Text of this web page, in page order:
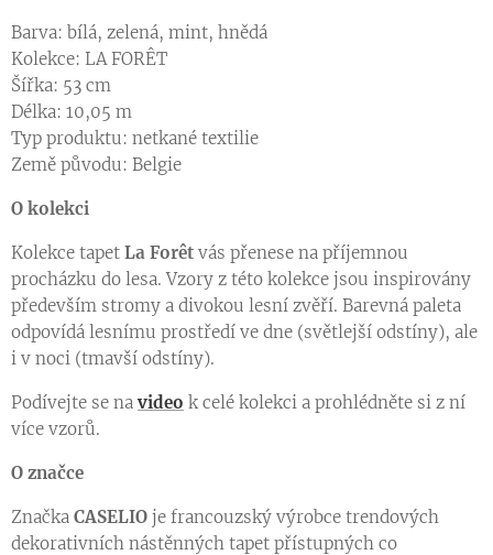
Barva: bílá, zelená, mint, hnědá
Kolekce: LA FORÊT
Šířka: 53 cm
Délka: 10,05 m
Typ produktu: netkané textilie
Země původu: Belgie
O kolekci
Kolekce tapet La Forêt vás přenese na příjemnou
procházku do lesa. Vzory z této kolekce jsou inspirovány
především stromy a divokou lesní zvěří. Barevná paleta
odpovídá lesnímu prostředí ve dne (světlejší odstíny), ale
i v noci (tmavší odstíny).
Podívejte se na video k celé kolekci a prohlédněte si z ní
více vzorů.
O značce
Značka CASELIO je francouzský výrobce trendových
dekorativních nástěnných tapet přístupných co